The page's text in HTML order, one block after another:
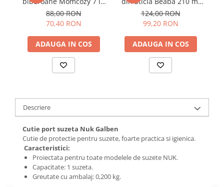
1 din silicon
88,00 RON
70,40 RON
ADAUGA IN COS
Sage Green
124,00 RON
99,20 RON
ADAUGA IN COS
Descriere
Cutie port suzeta Nuk Galben
Cutie de protectie pentru suzete, foarte practica si igienica.
Caracteristici:
Proiectata pentru toate modelele de suzete NUK.
Capacitate: 1 suzeta.
Greutate cu ambalaj: 0,200 kg.